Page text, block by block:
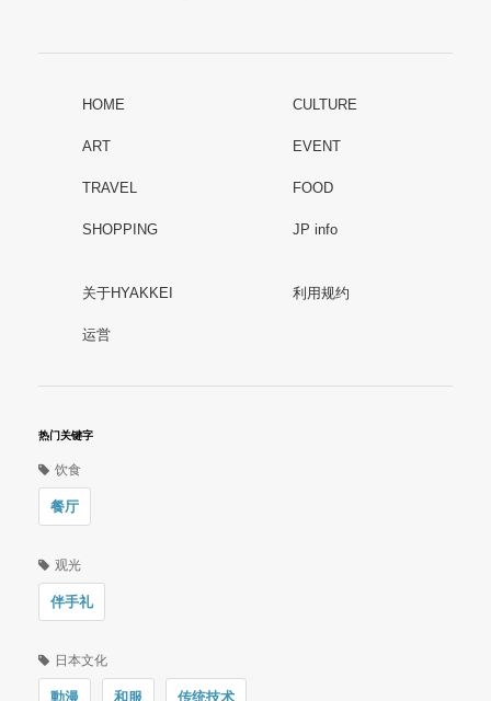
HOME CULTURE
ART EVENT
TRAVEL FOOD
SHOPPING JP info
关于HYAKKEI 利用规约
运営
热门关键字
饮食
餐厅
观光
伴手礼
日本文化
動漫 和服 传统技术